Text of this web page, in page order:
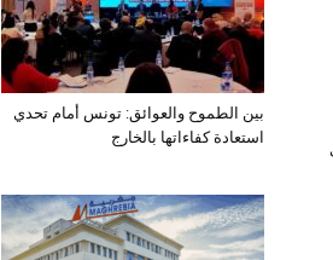
بين الطموح والعوائق: تونس أمام تحدي
استعادة كفاءاتها بالخارج